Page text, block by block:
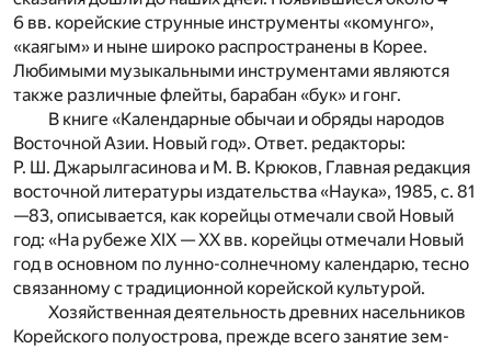
6 вв. корейские струнные инструменты «комунго»,
«каягым» и ныне широко распространены в Корее.
Любимыми музы­кальными инструментами являются
также раз­личные флейты, барабан «бук» и гонг.
В книге «Календарные обычаи и обряды народов
Восточной Азии. Новый год». Ответ. редакторы:
Р. Ш. Джарылгасинова и М. В. Крюков, Главная редакция
восточной литературы издательства «Наука», 1985, с. 81
—83, описывается, как корейцы отмечали свой Новый
год: «На рубеже XIX — XX вв. корейцы отмечали Новый
год в основном по лунно-солнечному календарю, тесно
связанному с традиционной корей­ской культурой.
Хозяйственная деятельность древних насельников
Корейского полу­острова, прежде всего занятие зем­